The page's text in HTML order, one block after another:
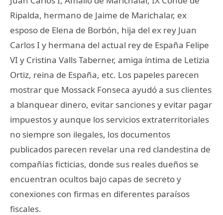
Ripalda, hermano de Jaime de Marichalar, ex
esposo de Elena de Borbón, hija del ex rey Juan
Carlos I y hermana del actual rey de España Felipe
VI y Cristina Valls Taberner, amiga íntima de Letizia
Ortiz, reina de España, etc. Los papeles parecen
mostrar que Mossack Fonseca ayudó a sus clientes
a blanquear dinero, evitar sanciones y evitar pagar
impuestos y aunque los servicios extraterritoriales
no siempre son ilegales, los documentos
publicados parecen revelar una red clandestina de
compañías ficticias, donde sus reales dueños se
encuentran ocultos bajo capas de secreto y
conexiones con firmas en diferentes paraísos
fiscales.